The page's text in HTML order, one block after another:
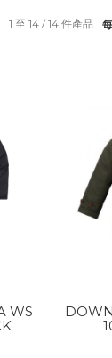
1 至 14 / 14 件產品
WS